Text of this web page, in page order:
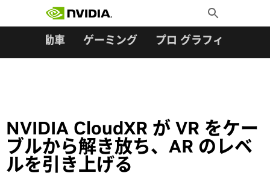
Toggle
Search
自動車 ゲーミング プロ グラフィックス
NVIDIA CloudXR が VR をケー
ブルから解き放ち、AR のレベ
ルを引き上げる